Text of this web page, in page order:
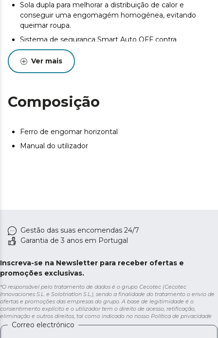
Sola dupla para melhorar a distribuição de calor e
conseguir uma engomagém homogénea, evitando
queimar roupa.
Sistema de segurança Smart Auto OFF contra
sobreaquecimento que desliga automaticamente o
ferro se não está a ser usado.
Sistema anti gotas Drip Block. Para cuidar da sua roupa,
Sistema anti calcário Cyclo Clean, filtragem que
mantenha um alto nível de uso durante muito tempo.
Ver mais
Composição
Ferro de engomar horizontal
Manual do utilizador
Gestão das suas encomendas 24/7
Garantia de 3 anos em Portugal
Inscreva-se na Newsletter para receber ofertas e
promoções exclusivas.
*O responsável pelo tratamento de dados é o grupo Cecotec (Cecotec
Innovaciones S.L. e Solotriatlon S.L.), sendo a finalidade do tratamento o envio de
ofertas e promoções das empresas do grupo. A base de legitimidade é o
consentimento explícito e o utilizador tem o direito de acesso, retificação,
eliminação e outros direitos, tal como indicado no nosso Política de privacidade
Correo electrónico